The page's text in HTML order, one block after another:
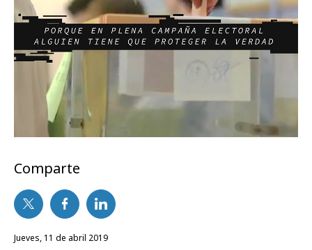
Comparte
jueves, 11 de abril 2019